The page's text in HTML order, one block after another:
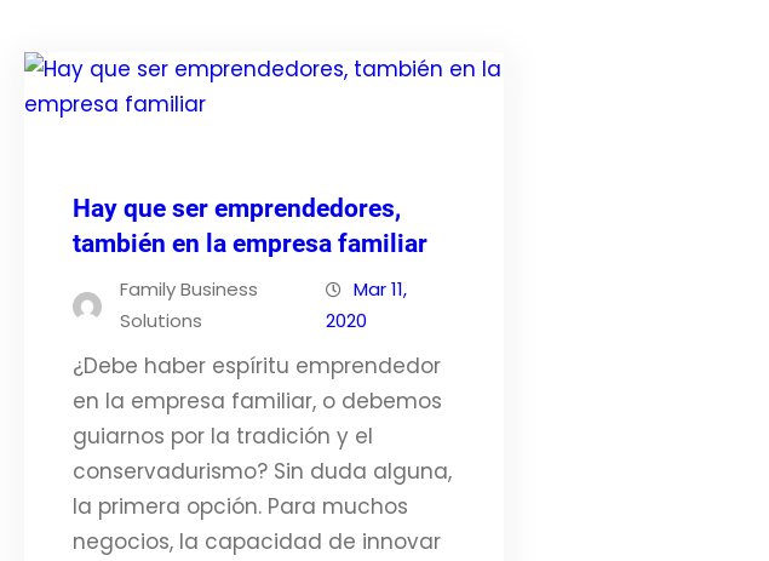
Hay que ser emprendedores,
también en la empresa familiar
Family Business
Solutions
Mar 11,
2020
¿Debe haber espíritu emprendedor
en la empresa familiar, o debemos
guiarnos por la tradición y el
conservadurismo? Sin duda alguna,
la primera opción. Para muchos
negocios, la capacidad de innovar